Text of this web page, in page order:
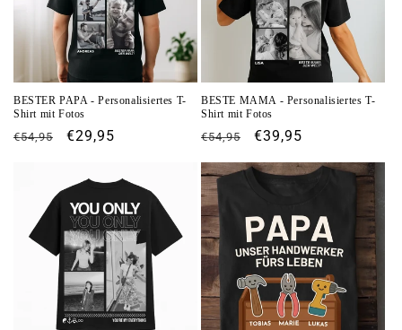
BESTER PAPA - Personalisiertes T-
Shirt mit Fotos
Normaler
€54,95 Verkaufspreis
€29,95
BESTE MAMA - Personalisiertes T-
Shirt mit Fotos
Normaler
€54,95 Verkaufspreis
€39,95